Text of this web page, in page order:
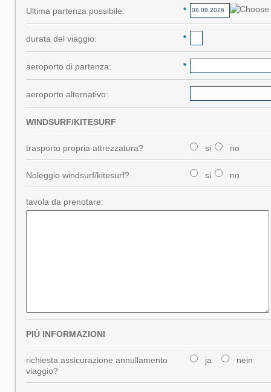
*
Ultima partenza possibile:
*
durata del viaggio:
*
aeroporto di partenza:
aeroporto alternativo:
WINDSURF/KITESURF
trasporto propria attrezzatura? si no
Noleggio windsurf/kitesurf? si no
tavola da prenotare:
PIÙ INFORMAZIONI
richiesta assicurazione annullamento
viaggio?
ja nein